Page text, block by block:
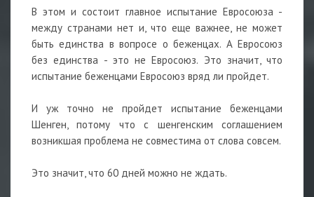
В этом и состоит главное испытание Евросоюза -
между странами нет и, что еще важнее, не может
быть единства в вопросе о беженцах. А Евросоюз
без единства - это не Евросоюз. Это значит, что
испытание беженцами Евросоюз вряд ли пройдет.
И уж точно не пройдет испытание беженцами
Шенген, потому что с шенгенским соглашением
возникшая проблема не совместима от слова совсем.
Это значит, что 60 дней можно не ждать.